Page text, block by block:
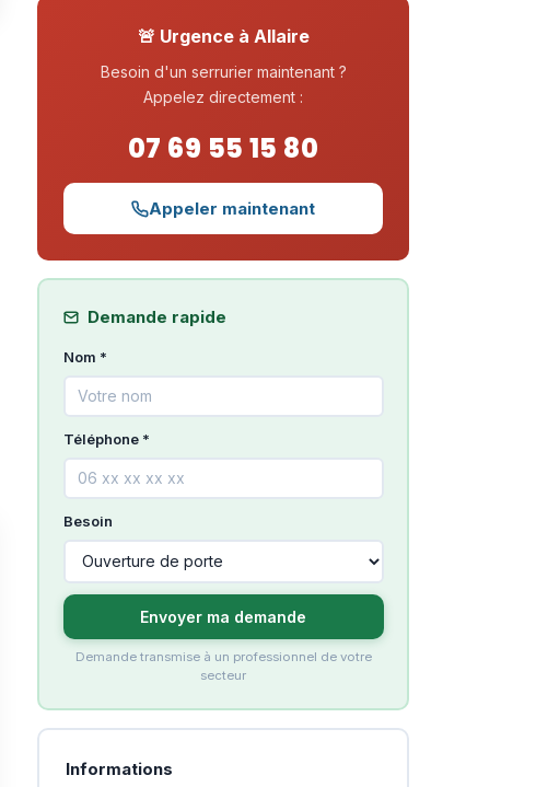
🚨 Urgence à Allaire
Besoin d'un serrurier maintenant ?
Appelez directement :
07 69 55 15 80
Appeler maintenant
Demande rapide
Nom *
Téléphone *
Besoin
Envoyer ma demande
Demande transmise à un professionnel de votre
secteur
Informations